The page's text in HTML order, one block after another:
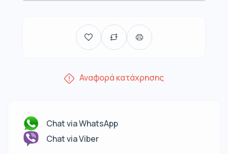
Αναφορά κατάχρησης
Chat via WhatsApp
Chat via Viber